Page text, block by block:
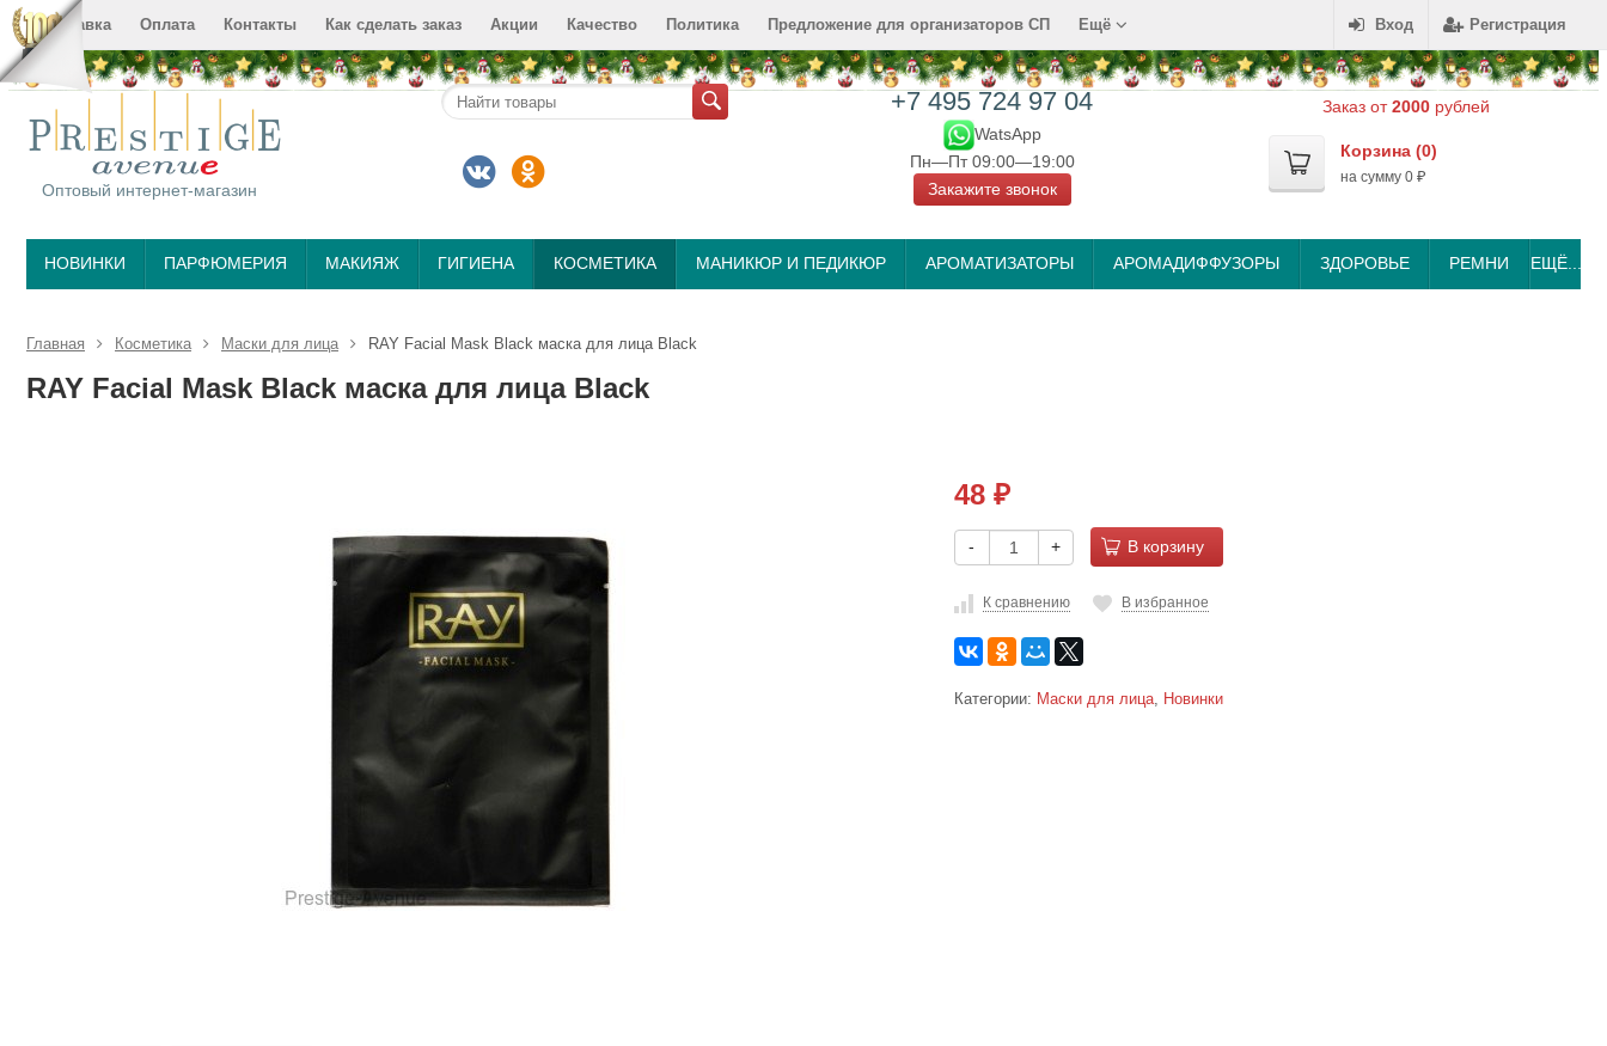
Вход Регистрация
Доставка Оплата Контакты Как сделать заказ Акции Качество Политика Предложение для организаторов СП Ещё
Оптовый интернет-магазин
+7 495 724 97 04
WatsApp
Пн—Пт 09:00—19:00
Закажите звонок
Заказ от2000 рублей
Корзина (0)
на сумму 0 ₽
НОВИНКИ ПАРФЮМЕРИЯ МАКИЯЖ ГИГИЕНА КОСМЕТИКА МАНИКЮР И ПЕДИКЮР АРОМАТИЗАТОРЫ АРОМАДИФФУЗОРЫ ЗДОРОВЬЕ РЕМНИ ЕЩЁ...
Главная Косметика Маски для лица RAY Facial Mask Black маска для лица Black
RAY Facial Mask Black маска для лица Black
48 ₽
- + В корзину
К сравнению В избранное
Категории: Маски для лица, Новинки